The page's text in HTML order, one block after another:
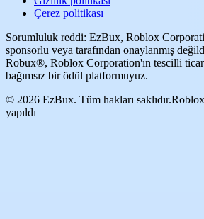
Çerez politikası
Sorumluluk reddi: EzBux, Roblox
sponsorlu veya tarafından onaylanmış
Robux®, Roblox Corporation'ın tescilli
bağımsız bir ödül platformuyuz.
© 2026 EzBux. Tüm hakları saklıdır.
yapıldı